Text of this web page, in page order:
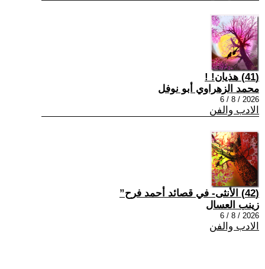
(41) هذيان! !
محمد الزهراوي أبو نوفل
2026 / 8 / 6
الادب والفن
(42) الأنثى- في قصائد أحمد فرح”
زينب العسال
2026 / 8 / 6
الادب والفن